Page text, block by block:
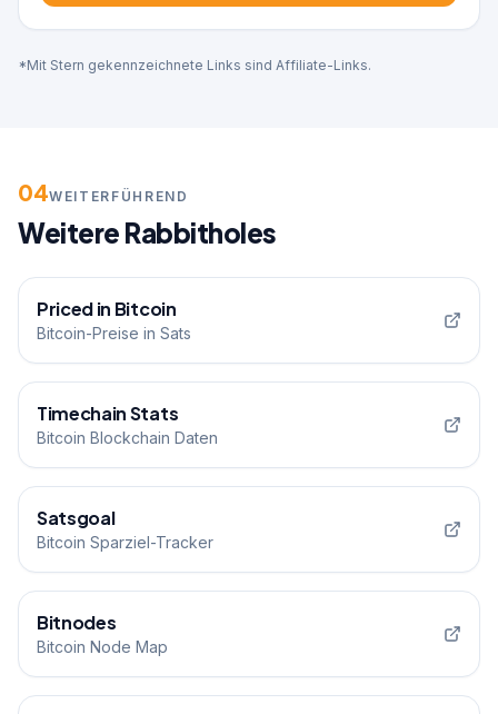
*Mit Stern gekennzeichnete Links sind Affiliate-Links.
04WEITERFÜHREND
Weitere Rabbitholes
Priced in Bitcoin
Bitcoin-Preise in Sats
Timechain Stats
Bitcoin Blockchain Daten
Satsgoal
Bitcoin Sparziel-Tracker
Bitnodes
Bitcoin Node Map